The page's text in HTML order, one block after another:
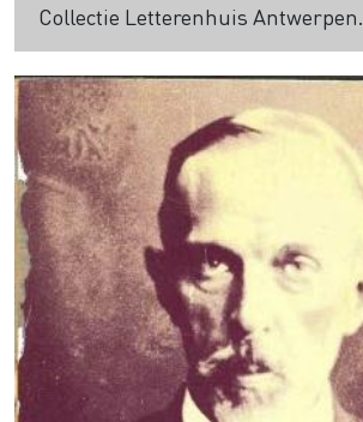
Collectie Letterenhuis Antwerpen.